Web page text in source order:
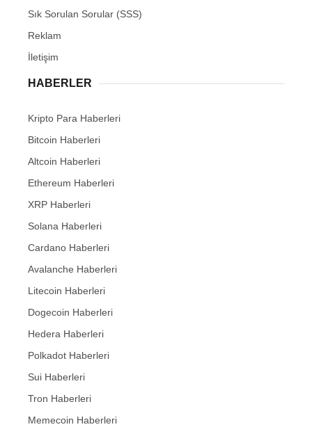
Sık Sorulan Sorular (SSS)
Reklam
İletişim
HABERLER
Kripto Para Haberleri
Bitcoin Haberleri
Altcoin Haberleri
Ethereum Haberleri
XRP Haberleri
Solana Haberleri
Cardano Haberleri
Avalanche Haberleri
Litecoin Haberleri
Dogecoin Haberleri
Hedera Haberleri
Polkadot Haberleri
Sui Haberleri
Tron Haberleri
Memecoin Haberleri